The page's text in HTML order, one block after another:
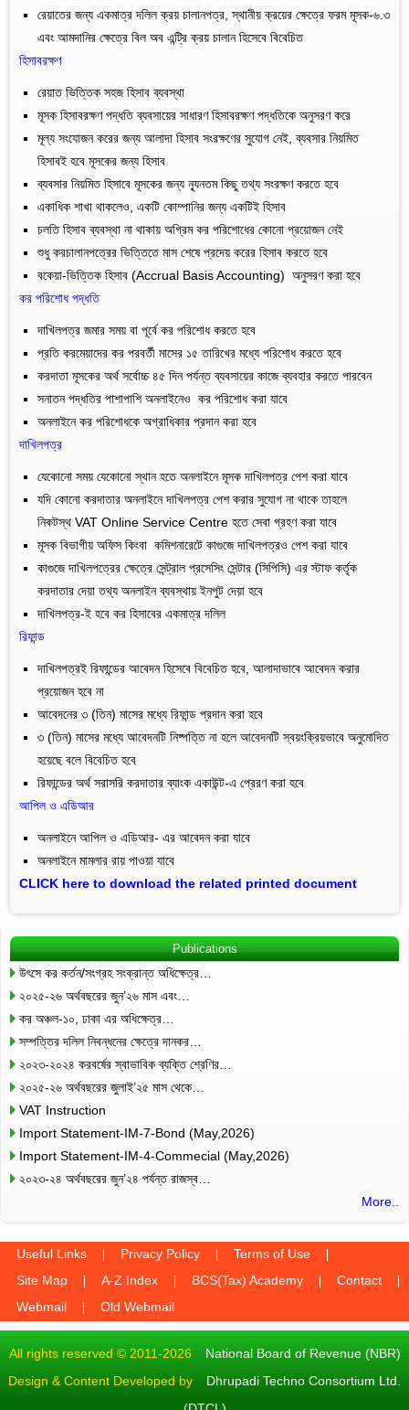
রেয়াতের জন্য একমাত্র দলিল ক্রয় চালানপত্র, স্থানীয় ক্রয়ের ক্ষেত্রে ফরম মূসক-৬.৩
এবং আমদানির ক্ষেত্রে বিল অব এন্ট্রি ক্রয় চালান হিসেবে বিবেচিত
হিসাবরক্ষণ
রেয়াত ভিত্তিক সহজ হিসাব ব্যবস্থা
মূসক হিসাবরক্ষণ পদ্ধতি ব্যবসায়ের সাধারণ হিসাবরক্ষণ পদ্ধতিকে অনুসরণ করে
মূল্য সংযোজন করের জন্য আলাদা হিসাব সংরক্ষণের সুযোগ নেই, ব্যবসার নিয়মিত
হিসাবই হবে মূসকের জন্য হিসাব
ব্যবসার নিয়মিত হিসাবে মূসকের জন্য ন্যূনতম কিছু তথ্য সংরক্ষণ করতে হবে
একাধিক শাখা থাকলেও, একটি কোম্পানির জন্য একটিই হিসাব
চলতি হিসাব ব্যবস্থা না থাকায় অগ্রিম কর পরিশোধের কোনো প্রয়োজন নেই
শুধু করচালানপত্রের ভিত্তিতে মাস শেষে প্রদেয় করের হিসাব করতে হবে
বকেয়া-ভিত্তিক হিসাব (Accrual Basis Accounting) অনুসরণ করা হবে
কর পরিশোধ পদ্ধতি
দাখিলপত্র জমার সময় বা পূর্বে কর পরিশোধ করতে হবে
প্রতি করমেয়াদের কর পরবর্তী মাসের ১৫ তারিখের মধ্যে পরিশোধ করতে হবে
করদাতা মূসকের অর্থ সর্বোচ্চ ৪৫ দিন পর্যন্ত ব্যবসায়ের কাজে ব্যবহার করতে পারবেন
সনাতন পদ্ধতির পাশাপাশি অনলাইনেও কর পরিশোধ করা যাবে
অনলাইনে কর পরিশোধকে অগ্রাধিকার প্রদান করা হবে
দাখিলপত্র
যেকোনো সময় যেকোনো স্থান হতে অনলাইনে মূসক দাখিলপত্র পেশ করা যাবে
যদি কোনো করদাতার অনলাইনে দাখিলপত্র পেশ করার সুযোগ না থাকে তাহলে
নিকটস্থ VAT Online Service Centre হতে সেবা গ্রহণ করা যাবে
মূসক বিভাগীয় অফিস কিংবা কমিশনারেটে কাগুজে দাখিলপত্রও পেশ করা যাবে
কাগুজে দাখিলপত্রের ক্ষেত্রে সেন্ট্রাল প্রসেসিং সেন্টার (সিপিসি) এর স্টাফ কর্তৃক
করদাতার দেয়া তথ্য অনলাইন ব্যবস্থায় ইনপুট দেয়া হবে
দাখিলপত্র-ই হবে কর হিসাবের একমাত্র দলিল
রিফান্ড
দাখিলপত্রই রিফান্ডের আবেদন হিসেবে বিবেচিত হবে, আলাদাভাবে আবেদন করার
প্রয়োজন হবে না
আবেদনের ৩ (তিন) মাসের মধ্যে রিফান্ড প্রদান করা হবে
৩ (তিন) মাসের মধ্যে আবেদনটি নিষ্পত্তি না হলে আবেদনটি স্বয়ংক্রিয়ভাবে অনুমোদিত
হয়েছে বলে বিবেচিত হবে
রিফান্ডের অর্থ সরাসরি করদাতার ব্যাংক একাউন্ট-এ প্রেরণ করা হবে
আপিল ও এডিআর
অনলাইনে আপিল ও এডিআর- এর আবেদন করা যাবে
অনলাইনে মামলার রায় পাওয়া যাবে
CLICK here to download the related printed document
Publications
উৎসে কর কর্তন/সংগ্রহ সংক্রান্ত অধিক্ষেত্র…
২০২৫-২৬ অর্থবছরের জুন’২৬ মাস এবং…
কর অঞ্চল-১০, ঢাকা এর অধিক্ষেত্র…
সম্পত্তির দলিল নিবন্ধনের ক্ষেত্রে দানকর…
২০২৩-২০২৪ করবর্ষের স্বাভাবিক ব্যক্তি শ্রেণির…
২০২৫-২৬ অর্থবছরের জুলাই’২৫ মাস থেকে…
VAT Instruction
Import Statement-IM-7-Bond (May,2026)
Import Statement-IM-4-Commecial (May,2026)
২০২৩-২৪ অর্থবছরের জুন’২৪ পর্যন্ত রাজস্ব…
More..
Useful Links Privacy Policy
Terms of Use
Site Map
A-Z Index BCS(Tax) Academy
Contact
Webmail
Old Webmail
All rights reserved © 2011-2026 National Board of Revenue (NBR)
Design & Content Developed by Dhrupadi Techno Consortium Ltd.